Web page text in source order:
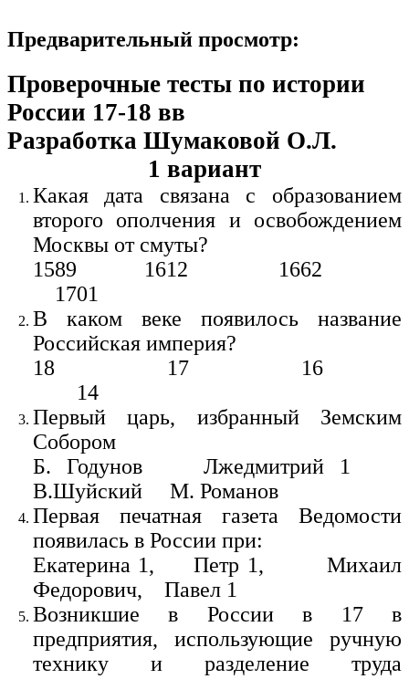
Предварительный просмотр:
Проверочные тесты по истории
России 17-18 вв
Разработка Шумаковой О.Л.
1 вариант
Какая дата связана с образованием
второго ополчения и освобождением
Москвы от смуты?
1589 1612 1662
1701
В каком веке появилось название
Российская империя?
18 17 16
14
Первый царь, избранный Земским
Собором
Б. Годунов Лжедмитрий 1
В.Шуйский М. Романов
Первая печатная газета Ведомости
появилась в России при:
Екатерина 1, Петр 1, Михаил
Федорович, Павел 1
Возникшие в России в 17 в
предприятия, использующие ручную
технику и разделение труда